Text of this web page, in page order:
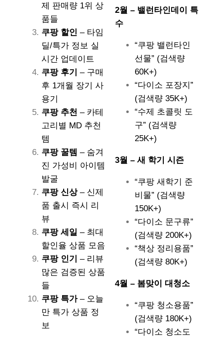
제 판매량 1위 상
품들
쿠팡 할인 – 타임
딜/특가 정보 실
시간 업데이트
쿠팡 후기
– 구매
후 1개월 장기 사
용기
쿠팡 추천 – 카테
고리별 MD 추천
템
쿠팡 꿀템 – 숨겨
진 가성비 아이템
발굴
쿠팡 신상– 신제
품 출시 즉시 리
뷰
쿠팡 세일 – 최대
할인율 상품 모음
쿠팡 인기
– 리뷰
많은 검증된 상품
들
쿠팡 특가– 오늘
만 특가 상품 정
보
2월 – 밸런타인데이 특
수
“쿠팡 밸런타인
선물” (검색량
60K+)
“다이소 포장지”
(검색량 35K+)
“수제 초콜릿 도
구” (검색량
25K+)
3월 – 새 학기 시즌
“쿠팡 새학기 준
비물” (검색량
150K+)
“다이소 문구류”
(검색량 200K+)
“책상 정리용품”
(검색량 80K+)
4월 – 봄맞이 대청소
“쿠팡 청소용품”
(검색량 180K+)
“다이소 청소도